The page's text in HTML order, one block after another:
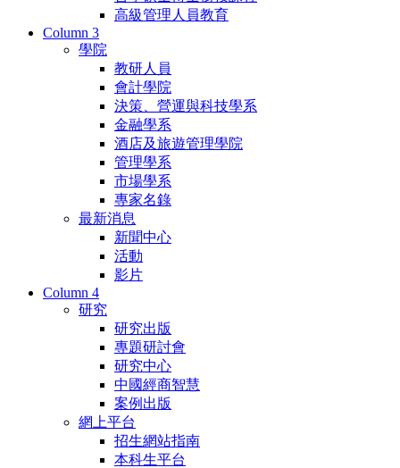
高級管理人員教育
Column 3
學院
教研人員
會計學院
決策、營運與科技學系
金融學系
酒店及旅遊管理學院
管理學系
市場學系
專家名錄
最新消息
新聞中心
活動
影片
Column 4
研究
研究出版
專題研討會
研究中心
中國經商智慧
案例出版
網上平台
招生網站指南
本科生平台